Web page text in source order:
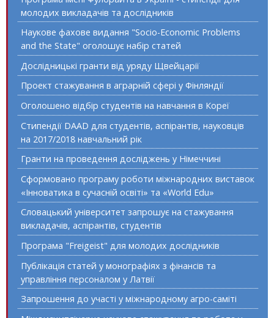
молодих викладачів та дослідників
Наукове фахове видання "Socio-Economic Problems
and the State" оголошує набір статей
Дослідницькі гранти від уряду Щвейцарії
Проект стажування в аграрній сфері у Фінляндії
Оголошено відбір студентів на навчання в Кореї
Стипендії DAAD для студентів, аспірантів, науковців
на 2017/2018 навчальний рік
Гранти на проведення досліджень у Німеччині
Сформовано програму роботи міжнародних виставок
«Інноватика в сучасній освіті» та «World Edu»
Словацький університет запрошує на стажування
викладачів, аспірантів, студентів
Програма "Freigeist" для молодих дослідників
Публікація статей у монографіях з фінансів та
управління персоналом у Латвії
Запрошення до участі у міжнародному агро-саміті